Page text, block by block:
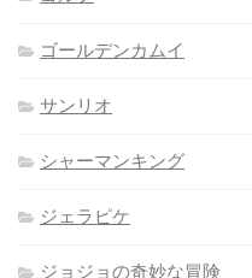
ゴールデンカムイ
サンリオ
シャーマンキング
ジェラピケ
ジョジョの奇妙な冒険